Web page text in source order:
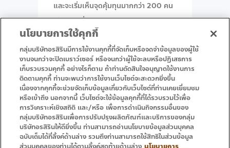
และจะเริ่มเห็นจุดคุ้มทุนมากกว่า 200 คน
ได้ในรอบที่สองของปีการศึกษา การลงทุน
ธุรกิจโรงเรียนจะช่วยส่งเสริมการขายสิน
ค้าอสังหาฯ ซึ่งเป็นธุรกิจหลัก
ของ ORN ส่วนในปี 68 ยอดโอนเติบโตได้
จากโอนโครงการ Habitat ในช่วงต้นปี
และ Arise-เจริญเมือง ในช่วงครึ่งปี
หลัง 2568 อย่างไรก็ตาม SG&A (ค่าใช้
จ่ายในการขายและบริหาร) จะสูงขึ้น จาก
ค่าใช้จ่ายในการขายคอนโดและการเตรียม
นโยบายการใช้คุกกี้
กลุ่มบริษัทอรสิรินมีการใช้งานคุกกี้ที่จัดเก็บหรือจดจำข้อมูลของผู้ใช้
งานจนกว่าจะปิดเบราว์เซอร์ หรือจนกว่าผู้ใช้จะลบหรือปฏิเสธการ
เก็บรวบรวมคุกกี้ อย่างไรก็ตาม ถ้าท่านตัดสินใจอนุญาตใช้งานการ
ติดตามคุกกี้ ท่านจะพบว่าการใช้งานเว็บไซต์จะสะดวกยิ่งขึ้น
เนื่องจากคุกกี้จะช่วยจัดเก็บข้อมูลเกี่ยวกับเว็บไซต์ที่ท่านเคยเยี่ยมชม
หรือเข้าถึง นอกจากนี้ เว็บไซต์จะใช้ข้อมูลคุกกี้ที่ได้รวบรวมไว้เพื่อ
การวิเคราะห์เชิงสถิติ และ/หรือ เพื่อการดำเนินกิจกรรมอื่นของ
กลุ่มบริษัทอรสิรินเพื่อการปรับปรุงผลิตภัณฑ์และบริการของกลุ่ม
บริษัทอรสิรินให้ดียิ่งขึ้น ท่านสามารถอ่านนโยบายข้อมูลส่วนบุคคล
ฉบับเต็มได้ที่ลิ้งค์ด้านล่าง รวมถึงท่านสามารถใช้สิทธิในส่วนข้อมูล